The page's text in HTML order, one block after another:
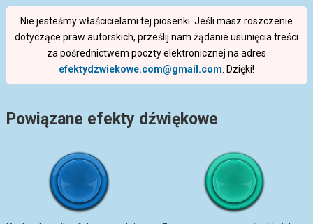
Nie jesteśmy właścicielami tej piosenki. Jeśli masz roszczenie
dotyczące praw autorskich, prześlij nam żądanie usunięcia treści
za pośrednictwem poczty elektronicznej na adres
efektydzwiekowe.com@gmail.com . Dzięki!
Powiązane efekty dźwiękowe